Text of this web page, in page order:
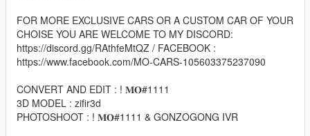
FOR MORE EXCLUSIVE CARS OR A CUSTOM CAR OF YOUR
CHOISE YOU ARE WELCOME TO MY DISCORD:
https://discord.gg/RAthfeMtQZ / FACEBOOK :
https://www.facebook.com/MO-CARS-105603375237090
CONVERT AND EDIT : ! 𝐌𝐎#1111
3D MODEL : zifir3d
PHOTOSHOOT : ! 𝐌𝐎#1111 & GONZOGONG IVR